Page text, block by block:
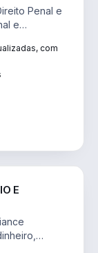
Penal e
e
com
E